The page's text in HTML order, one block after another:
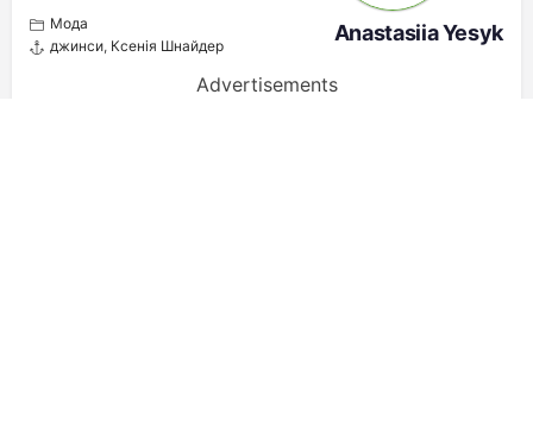
Мода
джинси, Ксенія Шнайдер
Anastasiia Yesyk
Advertisements